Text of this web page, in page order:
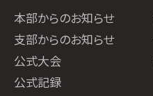
本部からのお知らせ
支部からのお知らせ
公式大会
公式記録